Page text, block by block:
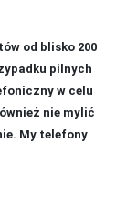
od blisko 200
pilnych
w celu
nie mylić
My telefony